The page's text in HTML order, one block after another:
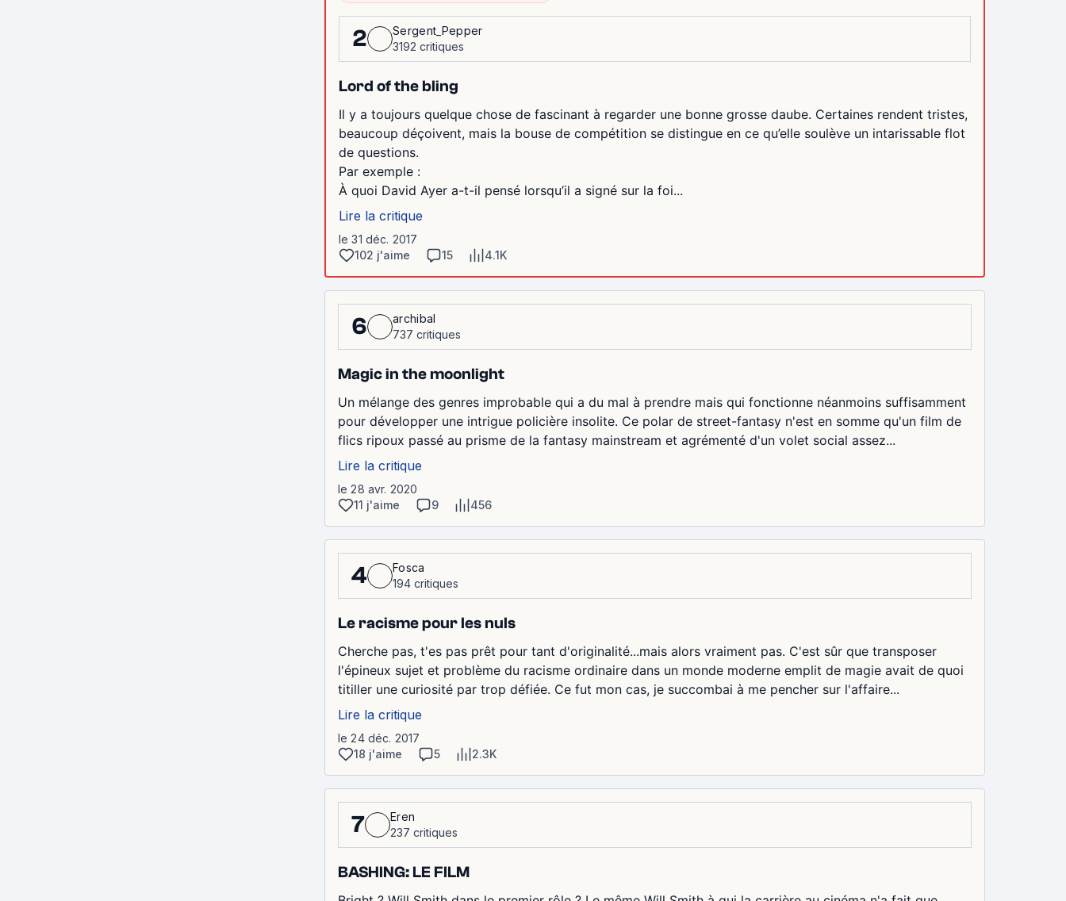
2
Sergent_Pepper
3192 critiques
Lord of the bling
Il y a toujours quelque chose de fascinant à regarder une bonne grosse daube. Certaines rendent tristes,
beaucoup déçoivent, mais la bouse de compétition se distingue en ce qu’elle soulève un intarissable flot
de questions.
Par exemple :
À quoi David Ayer a-t-il pensé lorsqu’il a signé sur la foi...
Lire la critique
le 31 déc. 2017
102 j'aime
15 4.1K
6
archibal
737 critiques
Magic in the moonlight
Un mélange des genres improbable qui a du mal à prendre mais qui fonctionne néanmoins suffisamment
pour développer une intrigue policière insolite. Ce polar de street-fantasy n'est en somme qu'un film de
flics ripoux passé au prisme de la fantasy mainstream et agrémenté d'un volet social assez...
Lire la critique
le 28 avr. 2020
11 j'aime
9 456
4
Fosca
194 critiques
Le racisme pour les nuls
Cherche pas, t'es pas prêt pour tant d'originalité...mais alors vraiment pas. C'est sûr que transposer
l'épineux sujet et problème du racisme ordinaire dans un monde moderne emplit de magie avait de quoi
titiller une curiosité par trop défiée. Ce fut mon cas, je succombai à me pencher sur l'affaire...
Lire la critique
le 24 déc. 2017
18 j'aime
5 2.3K
7
Eren
237 critiques
BASHING: LE FILM